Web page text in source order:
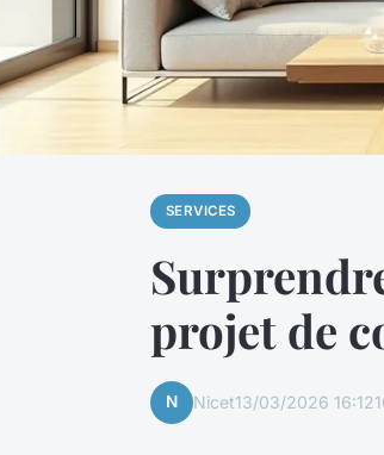
SERVICES
projet de
N Nicet13/03/2026 16:12